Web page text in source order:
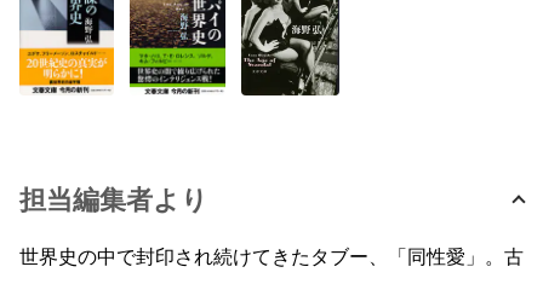
担当編集者より
世界史の中で封印され続けてきたタブー、「同性愛」。古